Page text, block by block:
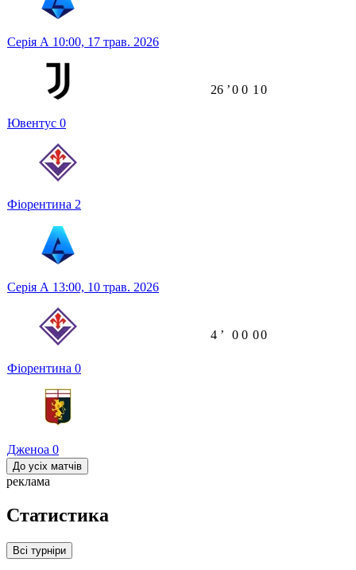
Серія А 10:00, 17 трав. 2026
Ювентус 0
Фіорентина 2
26 ʼ0 0 1 0
Серія А 13:00, 10 трав. 2026
Фіорентина 0
Дженоа 0
4 ʼ 0 0 00
До усіх матчів
реклама
Статистика
Всі турніри